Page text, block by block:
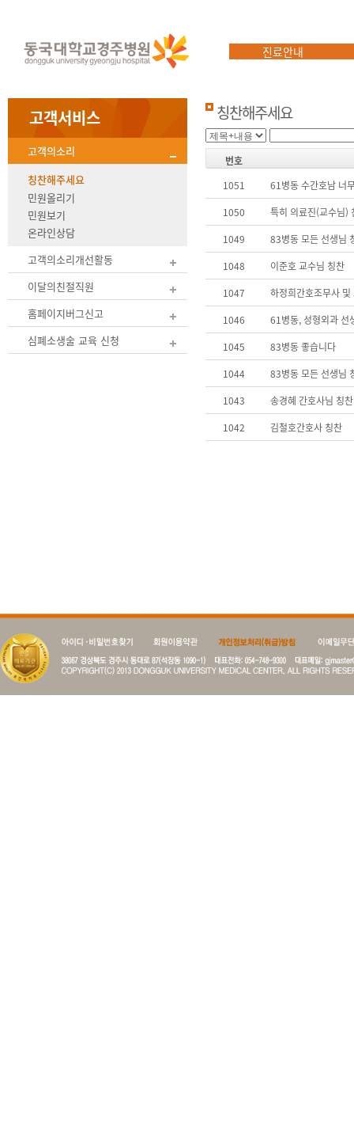
진료안내
고객서비스
고객의소리
칭찬해주세요
민원올리기
민원보기
온라인상담
고객의소리개선활동
이달의친절직원
홈페이지버그신고
심폐소생술 교육 신청
칭찬해주세요
번호
1051
61병동 수간호남 너
1050
특히 의료진(교수님)
1049
83병동 모든 선생님
1048
이준호 교수님 칭찬
1047
하정희간호조무사
1046
61병동, 성형외과 선
1045
83병동 좋습니다
1044
83병동 모든 선생님
1043
송경혜 간호사님 칭찬
1042
김철호간호사 칭찬